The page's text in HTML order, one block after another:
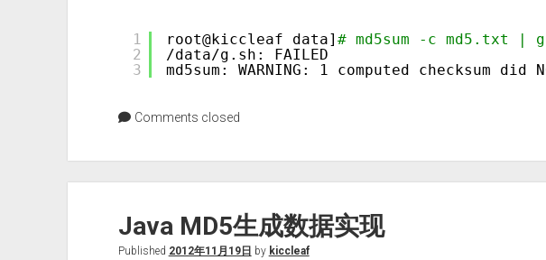
1
2
3
root@kiccleaf data] # md5sum -c md5.txt |
/data/g .sh: FAILED
md5sum: WARNING: 1 computed checksum did
Comments closed
Java MD5生成数据实现
Published 2012年11月19日 by kiccleaf